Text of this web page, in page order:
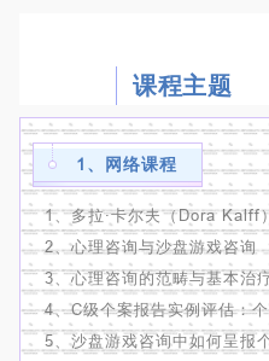
课程主题
1、网络课程
1、多拉·卡尔夫（Dora Kalff
2、心理咨询与沙盘游戏咨询
3、心理咨询的范畴与基本治
4、C级个案报告实例评估：
5、沙盘游戏咨询中如何呈报